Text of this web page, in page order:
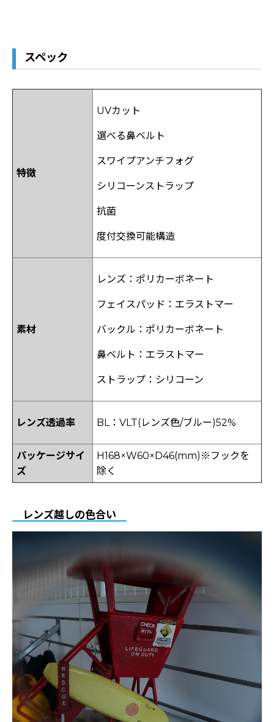
スペック
特徴
UVカット
選べる鼻ベルト
スワイプアンチフォグ
シリコーンストラップ
抗菌
度付交換可能構造
素材
レンズ：ポリカーボネート
フェイスパッド：エラストマー
バックル：ポリカーボネート
鼻ベルト：エラストマー
ストラップ：シリコーン
レンズ透過率 BL：VLT(レンズ色/ブルー)52%
パッケージサイ
ズ
H168×W60×D46(mm)※フックを
除く
レンズ越しの色合い